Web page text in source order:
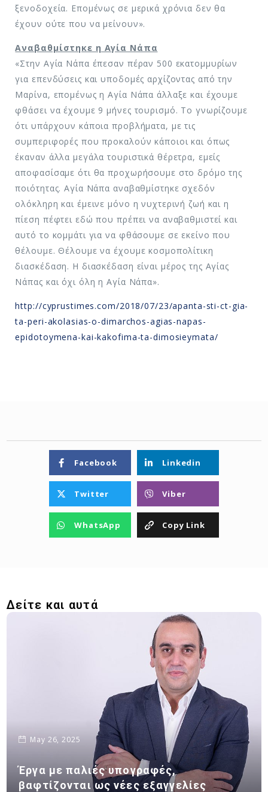
ξενοδοχεία. Επομένως σε μερικά χρόνια δεν θα
έχουν ούτε που να μείνουν».
Αναβαθμίστηκε η Αγία Νάπα
«Στην Αγία Νάπα έπεσαν πέραν 500 εκατομμυρίων
για επενδύσεις και υποδομές αρχίζοντας από την
Μαρίνα, επομένως η Αγία Νάπα άλλαξε και έχουμε
φθάσει να έχουμε 9 μήνες τουρισμό. Το γνωρίζουμε
ότι υπάρχουν κάποια προβλήματα, με τις
συμπεριφορές που προκαλούν κάποιοι και όπως
έκαναν άλλα μεγάλα τουριστικά θέρετρα, εμείς
αποφασίσαμε ότι θα προχωρήσουμε στο δρόμο της
ποιότητας. Αγία Νάπα αναβαθμίστηκε σχεδόν
ολόκληρη και έμεινε μόνο η νυχτερινή ζωή και η
πίεση πέφτει εδώ που πρέπει να αναβαθμιστεί και
αυτό το κομμάτι για να φθάσουμε σε εκείνο που
θέλουμε. Θέλουμε να έχουμε κοσμοπολίτικη
διασκέδαση. Η διασκέδαση είναι μέρος της Αγίας
Νάπας και όχι όλη η Αγία Νάπα».
http://cyprustimes.com/2018/07/23/apanta-sti-ct-gia-
ta-peri-akolasias-o-dimarchos-agias-napas-
epidotoymena-kai-kakofima-ta-dimosieymata/
Facebook Linkedin
Twitter Viber
WhatsApp Copy Link
Δείτε και αυτά
May 26, 2025
Έργα με παλιές υπογραφές,
βαφτίζονται ως νέες εξαγγελίες